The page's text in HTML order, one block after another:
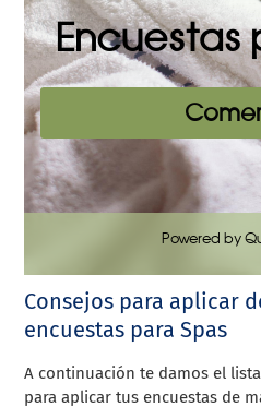
Consejos para aplicar
encuestas para Spas
A continuación te damos el
para aplicar tus encuestas de